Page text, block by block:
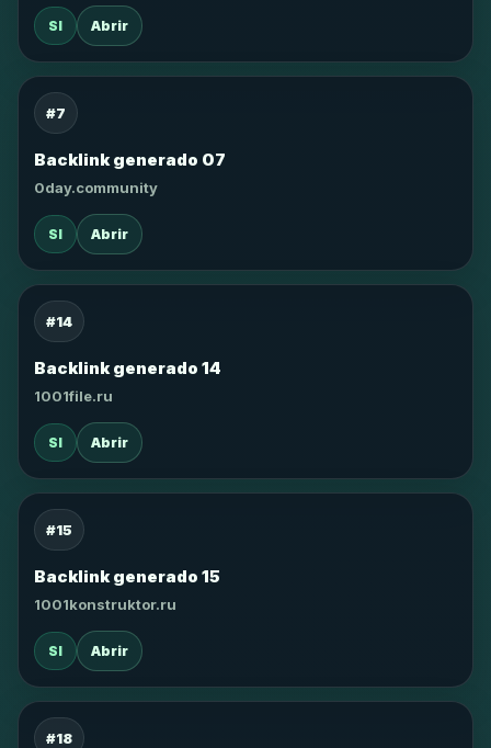
SI Abrir
#7
Backlink generado 07
0day.community
SI Abrir
#14
Backlink generado 14
1001file.ru
SI Abrir
#15
Backlink generado 15
1001konstruktor.ru
SI Abrir
#18